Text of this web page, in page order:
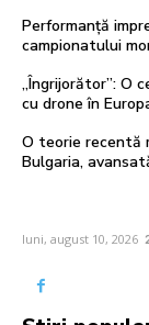
Performanță
campionatului
„Îngrijorător”: O
cu drone în
O teorie recentă
Bulgaria,
luni, august 10, 2026